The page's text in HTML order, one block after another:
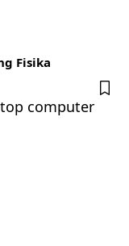
Fisika